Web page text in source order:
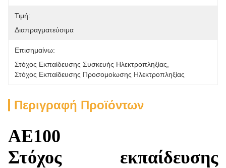
Τιμή:
Διαπραγματεύσιμα
Επισημαίνω:
Στόχος Εκπαίδευσης Συσκευής Ηλεκτροπληξίας
Στόχος Εκπαίδευσης Προσομοίωσης Ηλεκτροπληξίας
Περιγραφή Προϊόντων
ΑΕ100
Στόχος εκπαίδευσης